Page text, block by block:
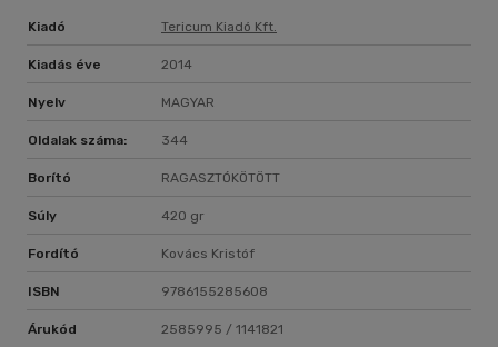
Kiadó Tericum Kiadó Kft.
Kiadás éve 2014
Nyelv MAGYAR
Oldalak száma: 344
Borító RAGASZTÓKÖTÖTT
Súly 420 gr
Fordító Kovács Kristóf
ISBN 9786155285608
Árukód 2585995 / 1141821